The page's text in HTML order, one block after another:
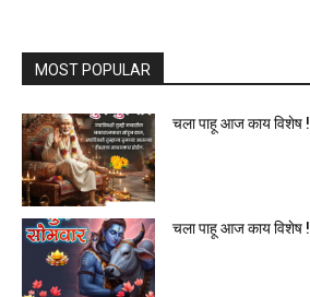
MOST POPULAR
चला पाहू आज काय विशेष !
चला पाहू आज काय विशेष !